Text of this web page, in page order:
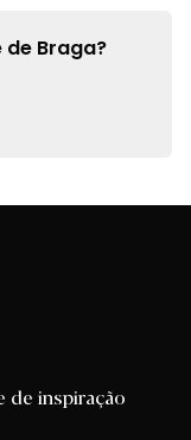
Braga?
de inspiração